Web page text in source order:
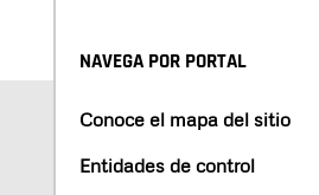
NAVEGA POR PORTAL
Conoce el mapa del sitio
Entidades de control